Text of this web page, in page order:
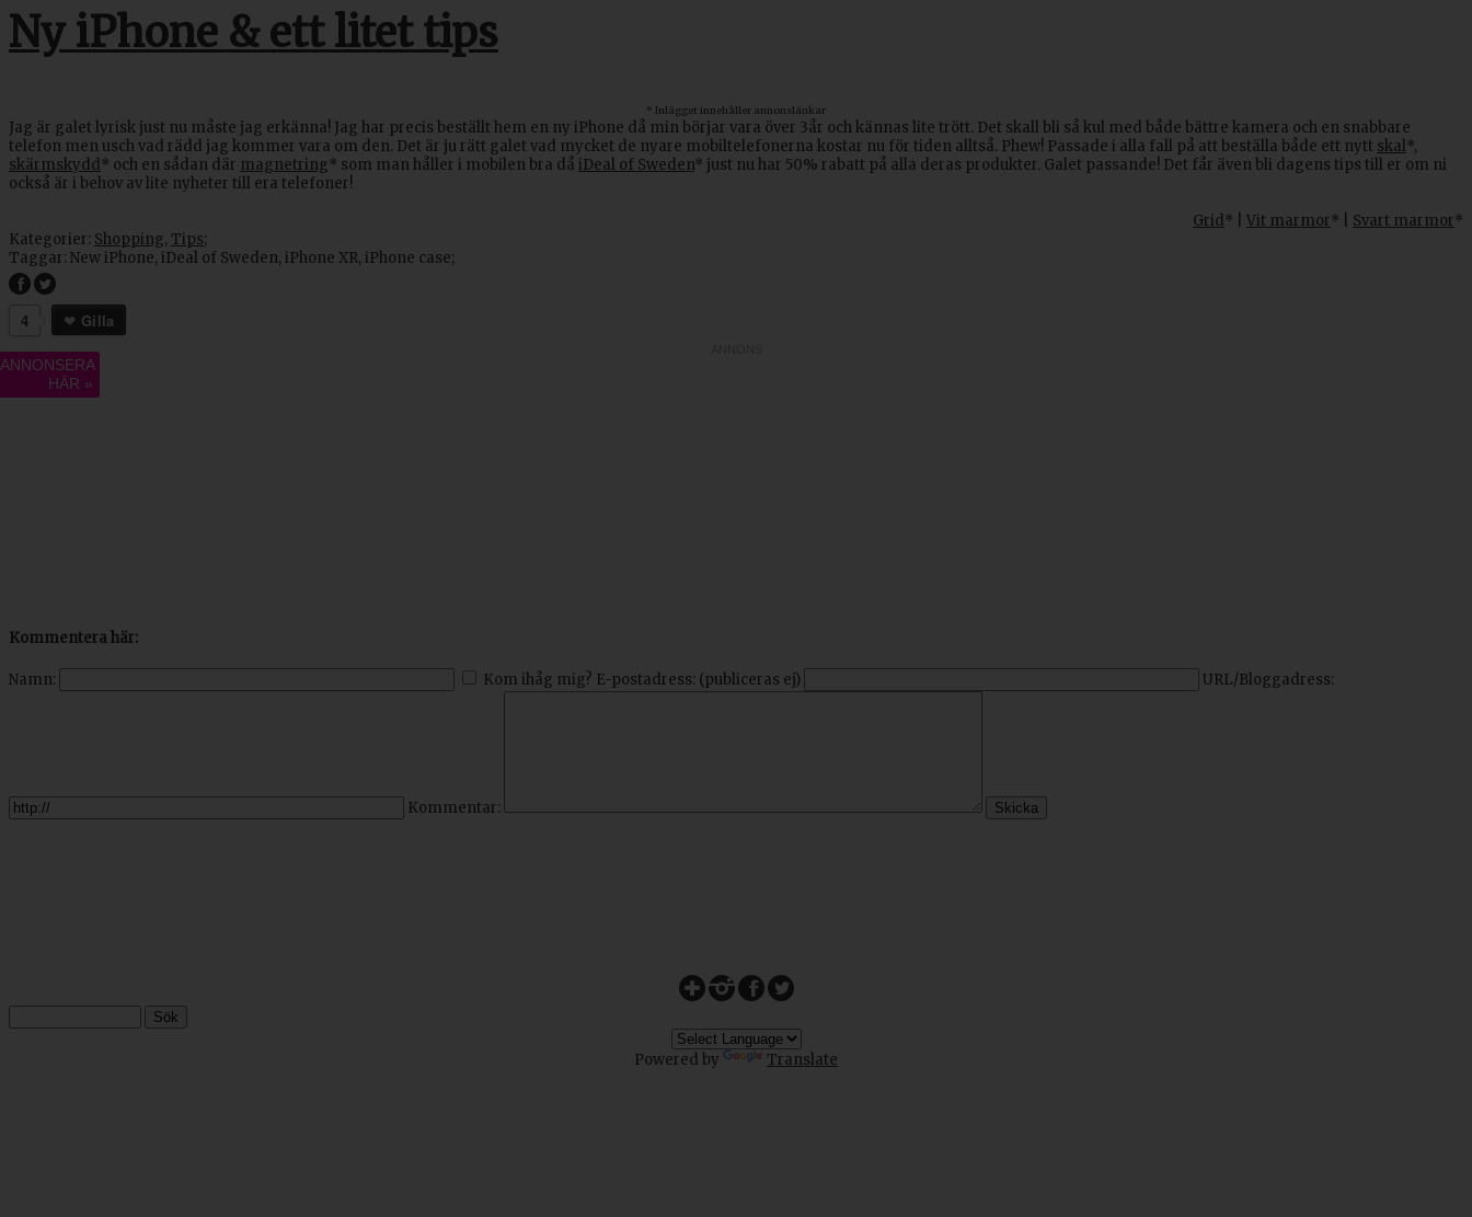
Ny iPhone & ett litet tips
* Inlägget innehåller annonslänkar
Jag är galet lyrisk just nu måste jag erkänna! Jag har precis beställt hem en ny iPhone då min börjar vara över 3år och kännas lite trött. Det skall bli så kul med både bättre kamera och en snabbare
telefon men usch vad rädd jag kommer vara om den. Det är ju rätt galet vad mycket de nyare mobiltelefonerna kostar nu för tiden alltså. Phew! Passade i alla fall på att beställa både ett nytt skal *,
skärmskydd * och en sådan där magnetring* som man håller i mobilen bra då iDeal of Sweden* just nu har 50% rabatt på alla deras produkter. Galet passande! Det får även bli dagens tips till er om ni
också är i behov av lite nyheter till era telefoner!
Grid * | Vit marmor* | Svart marmor*
Kategorier: Shopping, Tips;
Taggar: New iPhone, iDeal of Sweden, iPhone XR, iPhone case;
4 Gilla
Kommentera här:
Namn: Kom ihåg mig? E-postadress: (publiceras ej) URL/Bloggadress:
Kommentar:
Powered by Translate
ANNONSERA
HÄR »